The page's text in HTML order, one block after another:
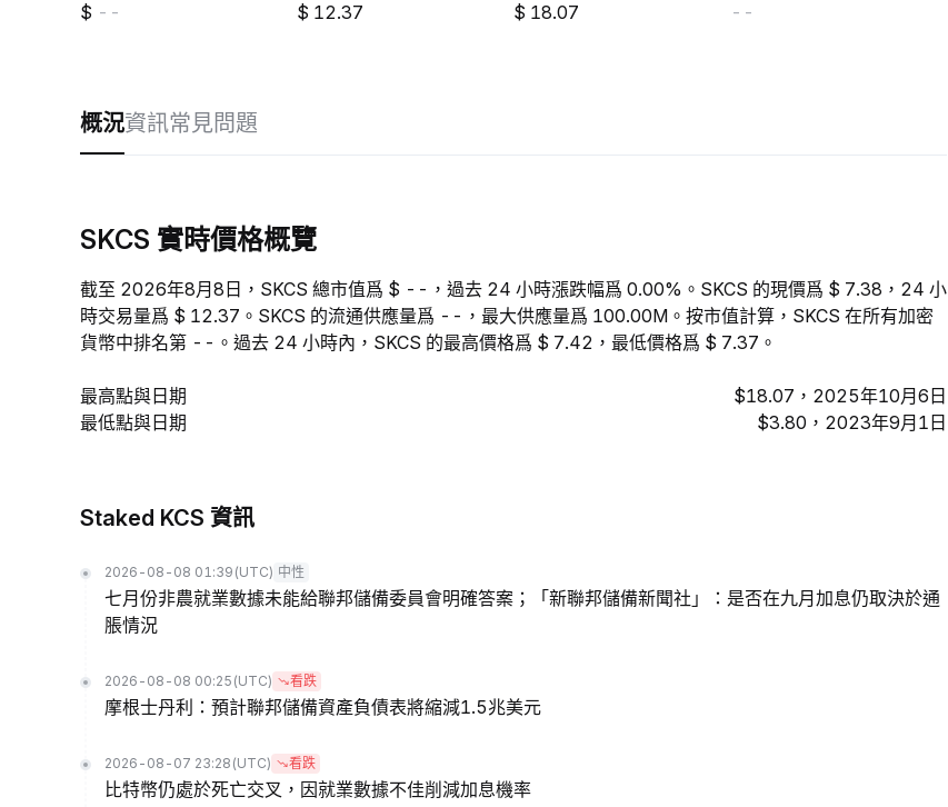
-- 12.37 18.07 --
概況資訊常見問題
SKCS 實時價格概覽
截至 2026年8月8日，SKCS 總市值爲 $ --，過去 24 小時漲跌幅爲 0.00%。SKCS 的現價爲 $ 7.38，24 小
時交易量爲 $ 12.37。SKCS 的流通供應量爲 --，最大供應量爲 100.00M。按市值計算，SKCS 在所有加密
貨幣中排名第 --。過去 24 小時內，SKCS 的最高價格爲 $ 7.42，最低價格爲 $ 7.37。
最高點與日期
$18.07，2025年10月6日
最低點與日期
$3.80，2023年9月1日
Staked KCS 資訊
2026-08-08 01:39 (UTC) 中性
七月份非農就業數據未能給聯邦儲備委員會明確答案；「新聯邦儲備新聞社」：是否在九月加息仍取決於通
脹情況
2026-08-08 00:25 (UTC) 看跌
摩根士丹利：預計聯邦儲備資產負債表將縮減1.5兆美元
2026-08-07 23:28 (UTC) 看跌
比特幣仍處於死亡交叉，因就業數據不佳削減加息機率